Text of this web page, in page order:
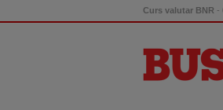
Curs valutar BNR -